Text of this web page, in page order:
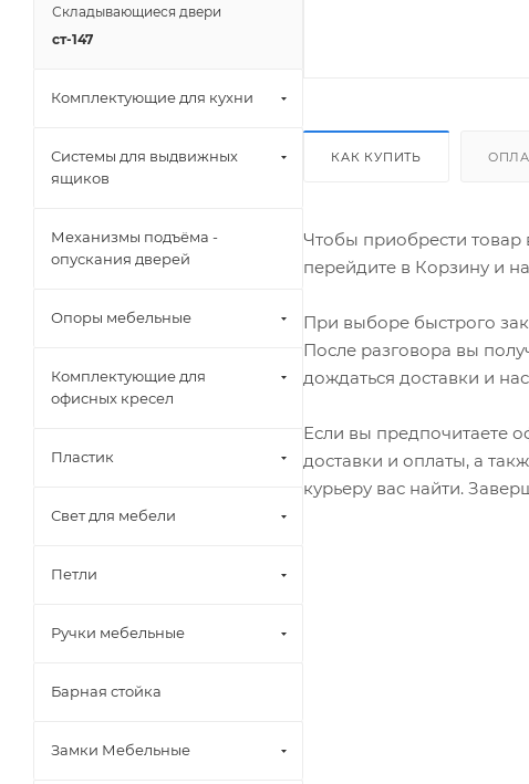
КАК КУПИТЬ
Чтобы приобрести товар
перейдите в Корзину и
При выборе быстрого
После разговора вы
дождаться доставки и
Если вы предпочитаете
доставки и оплаты, а
курьеру вас найти.
Складывающиеся двери
ст-147
Комплектующие для кухни
Системы для выдвижных
ящиков
Механизмы подъёма -
опускания дверей
Опоры мебельные
Комплектующие для
офисных кресел
Пластик
Свет для мебели
Петли
Ручки мебельные
Барная стойка
Замки Мебельные